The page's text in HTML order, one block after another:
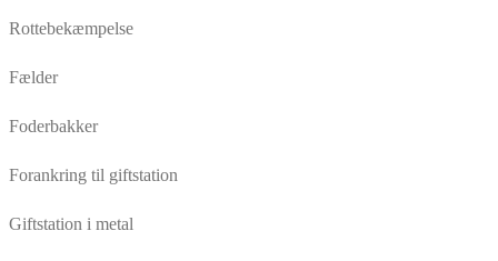
Rottebekæmpelse
Fælder
Foderbakker
Forankring til giftstation
Giftstation i metal